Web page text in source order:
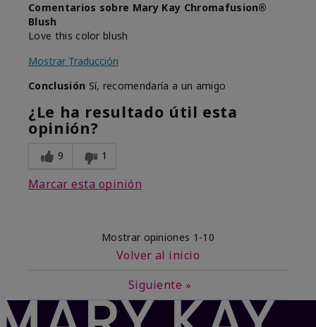
Comentarios sobre Mary Kay Chromafusion®
Blush
Love this color blush
Mostrar Traducción
Conclusión Sí, recomendaría a un amigo
¿Le ha resultado útil esta
opinión?
9 1
Marcar esta opinión
Mostrar opiniones 1-10
Volver al inicio
Siguiente »